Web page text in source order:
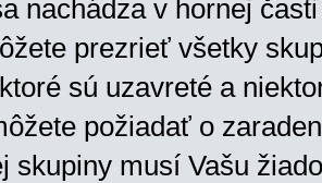
nachádza v hornej
prezrieť všetky
sú uzavreté a
požiadať o
skupiny musí Vašu